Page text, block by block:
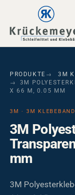
Skip to main
Skip to main content
Skip to page footer
PRODUKTE
3M
3M
X 66 M, 0.05 MM
3M · 3M KLEBEBAND
3M
mm
3M